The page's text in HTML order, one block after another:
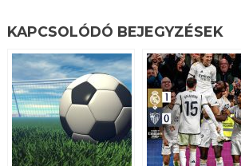
KAPCSOLÓDÓ BEJEGYZÉSEK